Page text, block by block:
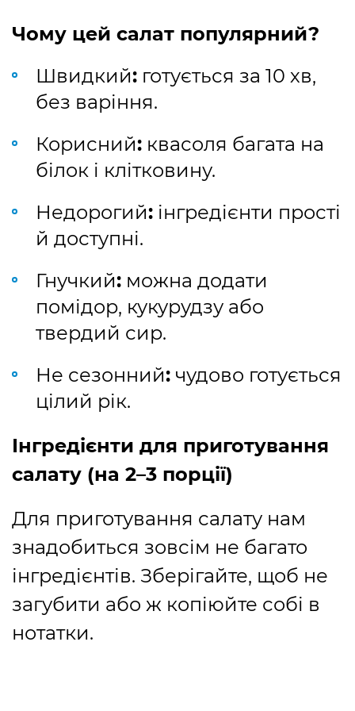
Чому цей салат популярний?
Швидкий: готується за 10 хв,
без варіння.
Корисний: квасоля багата на
білок і клітковину.
Недорогий: інгредієнти прості
й доступні.
Гнучкий: можна додати
помідор, кукурудзу або
твердий сир.
Не сезонний: чудово готується
цілий рік.
Інгредієнти для приготування
салату (на 2–3 порції)
Для приготування салату нам
знадобиться зовсім не багато
інгредієнтів. Зберігайте, щоб не
загубити або ж копіюйте собі в
нотатки.